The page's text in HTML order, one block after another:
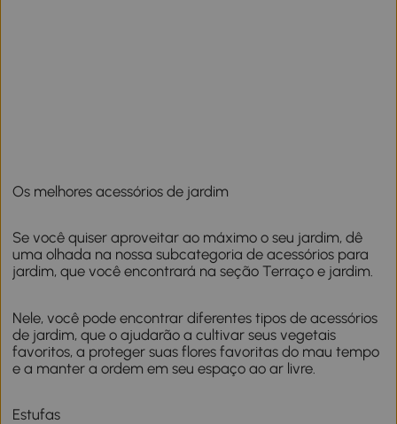
Os melhores acessórios de jardim
Se você quiser aproveitar ao máximo o seu jardim, dê
uma olhada na nossa subcategoria de acessórios para
jardim, que você encontrará na seção Terraço e jardim.
Nele, você pode encontrar diferentes tipos de acessórios
de jardim, que o ajudarão a cultivar seus vegetais
favoritos, a proteger suas flores favoritas do mau tempo
e a manter a ordem em seu espaço ao ar livre.
Estufas